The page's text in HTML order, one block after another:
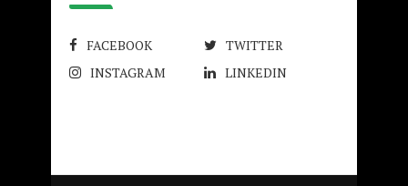
FACEBOOK
TWITTER
INSTAGRAM
LINKEDIN